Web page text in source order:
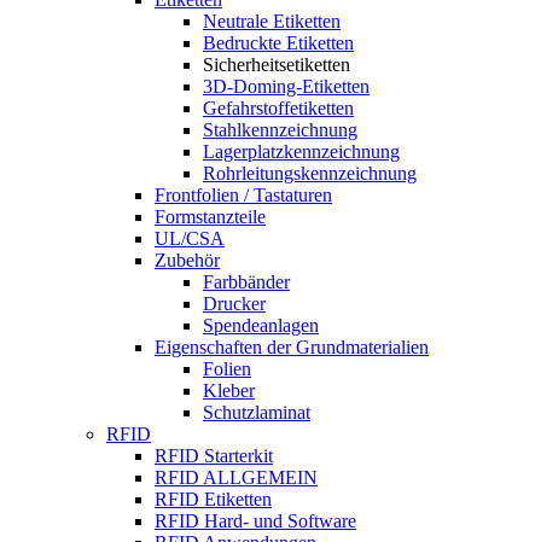
Neutrale Etiketten
Bedruckte Etiketten
Sicherheitsetiketten
3D-Doming-Etiketten
Gefahrstoffetiketten
Stahlkennzeichnung
Lagerplatzkennzeichnung
Rohrleitungskennzeichnung
Frontfolien / Tastaturen
Formstanzteile
UL/CSA
Zubehör
Farbbänder
Drucker
Spendeanlagen
Eigenschaften der Grundmaterialien
Folien
Kleber
Schutzlaminat
RFID
RFID Starterkit
RFID ALLGEMEIN
RFID Etiketten
RFID Hard- und Software